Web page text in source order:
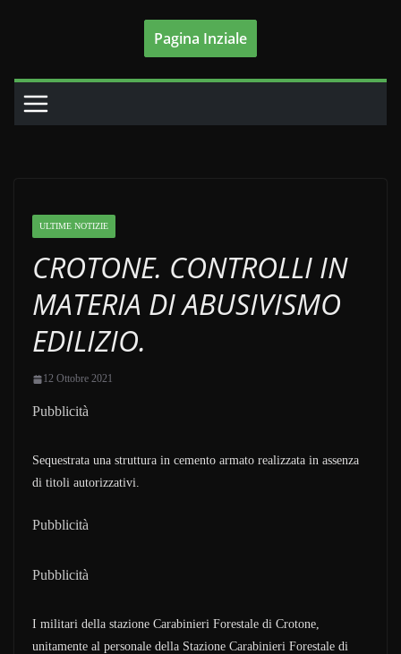
Pagina Inziale
ULTIME NOTIZIE
CROTONE. CONTROLLI IN
MATERIA DI ABUSIVISMO
EDILIZIO.
12 Ottobre 2021
Pubblicità
Sequestrata una struttura in cemento armato realizzata in assenza
di titoli autorizzativi.
Pubblicità
Pubblicità
I militari della stazione Carabinieri Forestale di Crotone,
unitamente al personale della Stazione Carabinieri Forestale di